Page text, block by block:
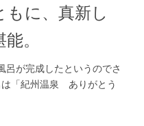
もに、真新し
。
が完成したというのでさ
は「紀州温泉 ありがとう